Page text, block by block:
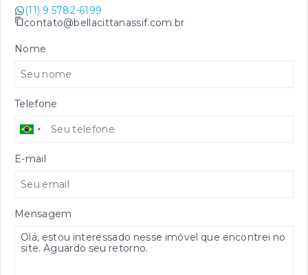
(11) 9 5782-6199
contato@bellacittanassif.com.br
Nome
Telefone
E-mail
Mensagem